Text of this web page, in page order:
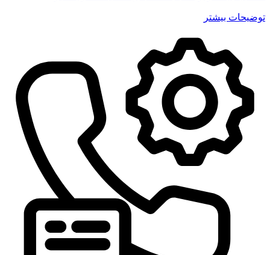
توضیحات بیشتر